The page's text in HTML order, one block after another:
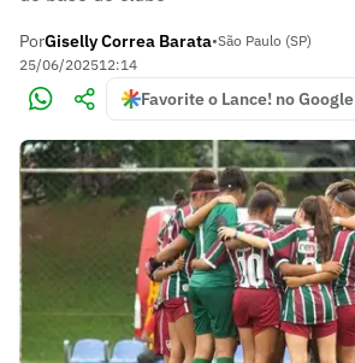
PorGiselly Correa Barata•São Paulo (SP)
25/06/202512:14
Favorite o Lance! no Google